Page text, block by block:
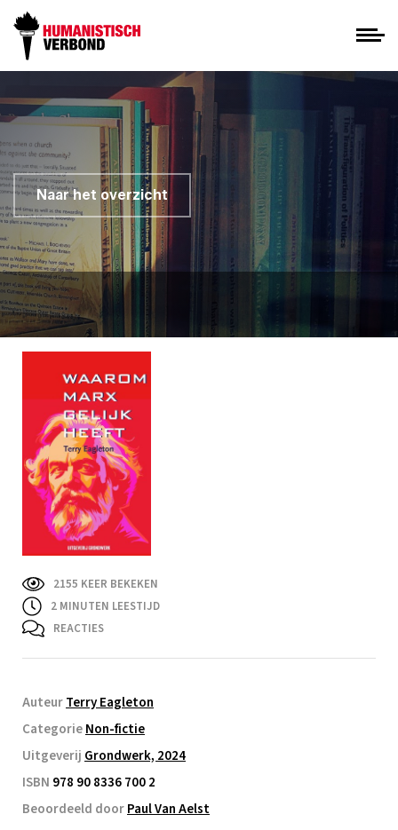
Naar het overzicht
2155 KEER BEKEKEN
2 MINUTEN LEESTIJD
REACTIES
AuteurTerry Eagleton
CategorieNon-fictie
Uitgeverij Grondwerk, 2024
ISBN 978 90 8336 700 2
Beoordeeld doorPaul Van Aelst